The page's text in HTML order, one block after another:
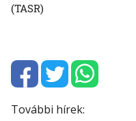
(TASR)
További hírek: